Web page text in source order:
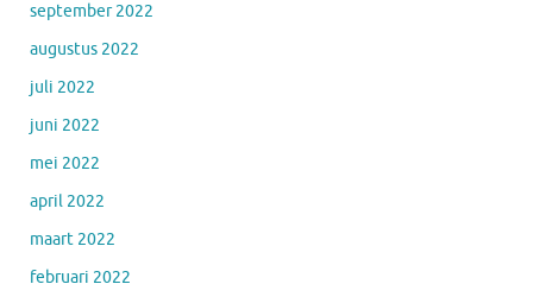
september 2022
augustus 2022
juli 2022
juni 2022
mei 2022
april 2022
maart 2022
februari 2022